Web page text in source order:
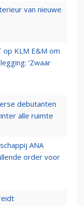
van nieuwe
KLM E&M om
‘Zwaar
debutanten
alle ruimte
ANA
order voor